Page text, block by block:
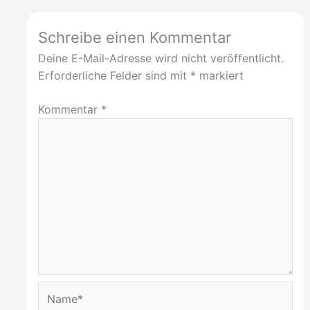
Schreibe einen Kommentar
Deine E-Mail-Adresse wird nicht veröffentlicht.
Erforderliche Felder sind mit * markiert
Kommentar *